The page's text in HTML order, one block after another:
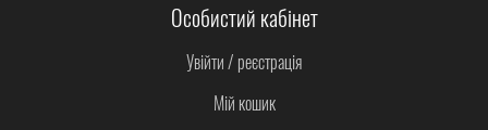
Особистий кабінет
Увійти / реєстрація
Мій кошик